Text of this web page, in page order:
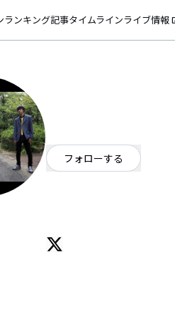
ランキング記事タイムラインライブ情報
フォローする